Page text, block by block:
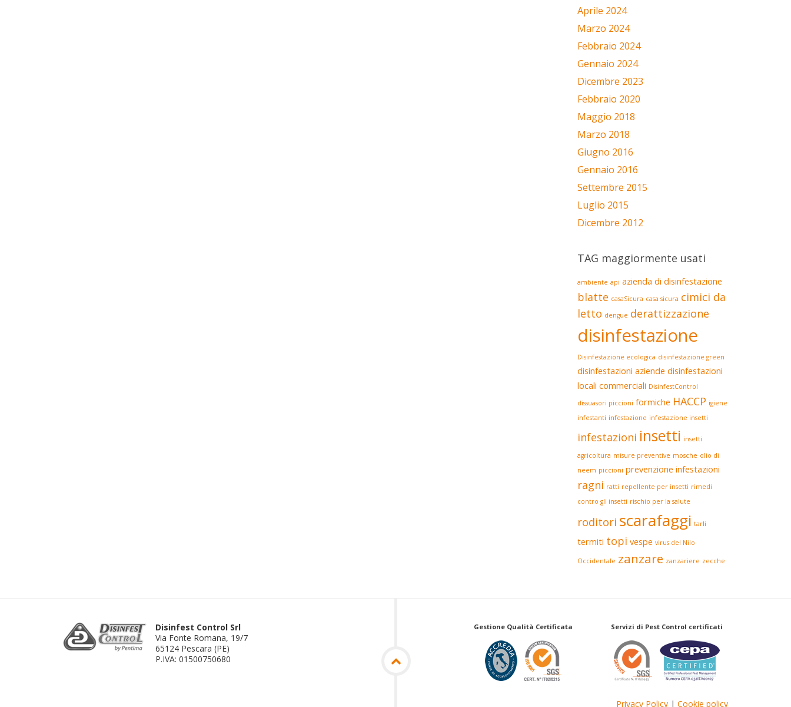
Aprile 2024
Marzo 2024
Febbraio 2024
Gennaio 2024
Dicembre 2023
Febbraio 2020
Maggio 2018
Marzo 2018
Giugno 2016
Gennaio 2016
Settembre 2015
Luglio 2015
Dicembre 2012
TAG maggiormente usati
ambiente api azienda di disinfestazione
blatte casaSicura casa sicura cimici da
letto dengue derattizzazione
disinfestazione
Disinfestazione ecologica disinfestazione green
disinfestazioni aziende disinfestazioni
locali commerciali DisinfestControl
dissuasori piccioni formiche HACCP igiene
infestanti infestazione infestazione insetti
infestazioni insetti insetti
agricoltura misure preventive mosche olio di
neem piccioni prevenzione infestazioni
ragni ratti repellente per insetti rimedi
contro gli insetti rischio per la salute
roditori scarafaggi tarli
termiti topi vespe virus del Nilo
Occidentale zanzare zanzariere zecche
Disinfest Control Srl
Via Fonte Romana, 19/7
65124 Pescara (PE)
P.IVA: 01500750680
Gestione Qualità Certificata Servizi di Pest Control certificati
Privacy Policy | Cookie policy